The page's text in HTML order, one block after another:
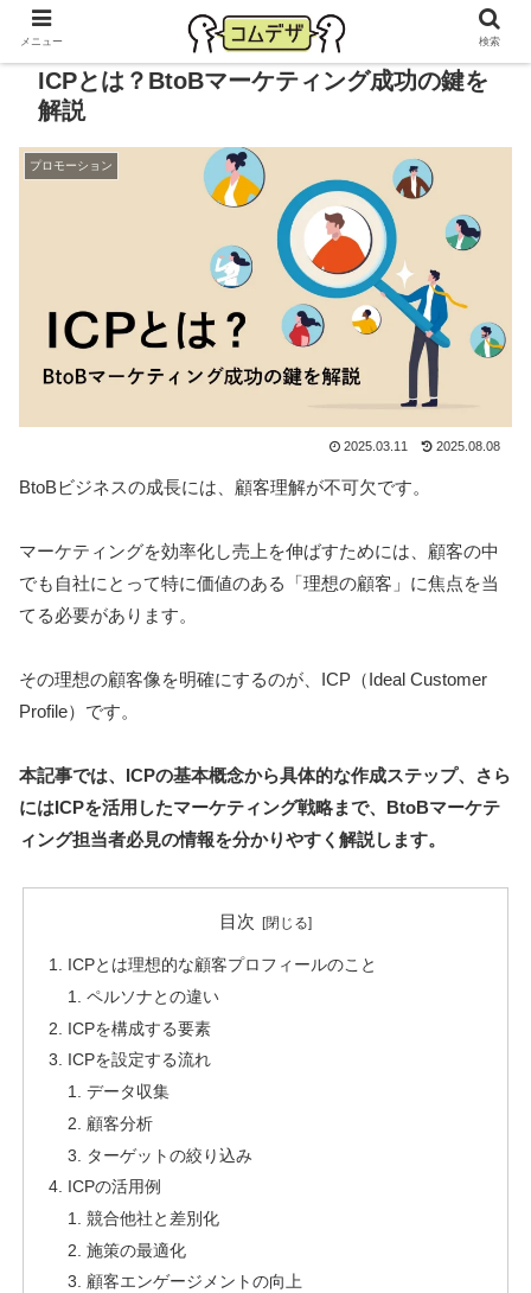
ICPとは？BtoBマーケティング成功の鍵を
解説
プロモーション
2025.03.11 2025.08.08
BtoBビジネスの成長には、顧客理解が不可欠です。
マーケティングを効率化し売上を伸ばすためには、顧客の中
でも自社にとって特に価値のある「理想の顧客」に焦点を当
てる必要があります。
その理想の顧客像を明確にするのが、ICP（Ideal Customer
Profile）です。
本記事では、ICPの基本概念から具体的な作成ステップ、さら
にはICPを活用したマーケティング戦略まで、BtoBマーケテ
ィング担当者必見の情報を分かりやすく解説します。
目次
ICPとは理想的な顧客プロフィールのこと
ペルソナとの違い
ICPを構成する要素
ICPを設定する流れ
データ収集
顧客分析
ターゲットの絞り込み
ICPの活用例
競合他社と差別化
施策の最適化
顧客エンゲージメントの向上
メニュー 検索